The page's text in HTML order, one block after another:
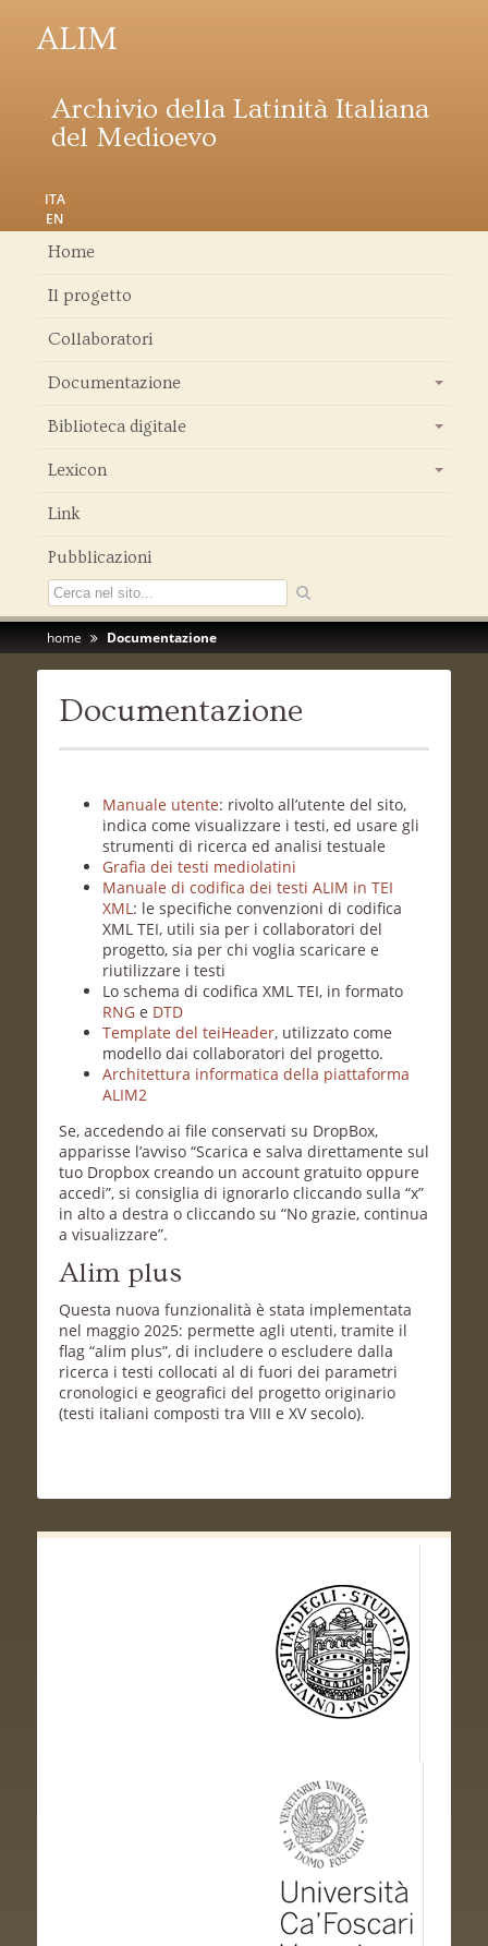
ALIM
Archivio della Latinità Italiana
del Medioevo
ITA
EN
Home
Il progetto
Collaboratori
Documentazione
Biblioteca digitale
Lexicon
Link
Pubblicazioni
home Documentazione
Documentazione
Manuale utente: rivolto all’utente del sito,
indica come visualizzare i testi, ed usare gli
strumenti di ricerca ed analisi testuale
Grafia dei testi mediolatini
Manuale di codifica dei testi ALIM in TEI
XML: le specifiche convenzioni di codifica
XML TEI, utili sia per i collaboratori del
progetto, sia per chi voglia scaricare e
riutilizzare i testi
Lo schema di codifica XML TEI, in formato
RNGe DTD
Template del teiHeader, utilizzato come
modello dai collaboratori del progetto.
Architettura informatica della piattaforma
ALIM2
Se, accedendo ai file conservati su DropBox,
apparisse l’avviso “Scarica e salva direttamente sul
tuo Dropbox creando un account gratuito oppure
accedi”, si consiglia di ignorarlo cliccando sulla “x”
in alto a destra o cliccando su “No grazie, continua
a visualizzare”.
Alim plus
Questa nuova funzionalità è stata implementata
nel maggio 2025: permette agli utenti, tramite il
flag “alim plus”, di includere o escludere dalla
ricerca i testi collocati al di fuori dei parametri
cronologici e geografici del progetto originario
(testi italiani composti tra VIII e XV secolo).